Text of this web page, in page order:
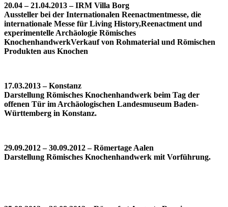
20.04 – 21.04.2013 – IRM Villa Borg
Aussteller bei der Internationalen Reenactmentmesse, die
internationale Messe für Living History,Reenactment und
experimentelle Archäologie Römisches
KnochenhandwerkVerkauf von Rohmaterial und Römischen
Produkten aus Knochen
17.03.2013 – Konstanz
Darstellung Römisches Knochenhandwerk beim Tag der
offenen Tür im Archäologischen Landesmuseum Baden-
Württemberg in Konstanz.
29.09.2012 – 30.09.2012 – Römertage Aalen
Darstellung Römisches Knochenhandwerk mit Vorführung.